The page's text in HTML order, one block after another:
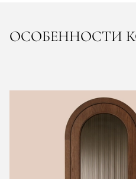
ОСОБЕННОСТИ